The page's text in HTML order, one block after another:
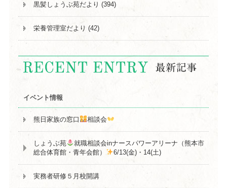
黒髪しょうぶ苑だより (394)
栄養管理室だより (42)
イベント情報
熊日家族の窓口 相談会
しょうぶ苑
就職相談会inナースパワーアリーナ（熊本市
総合体育館・青年会館）
6/13(金)・14(土)
実務者研修５月校開講